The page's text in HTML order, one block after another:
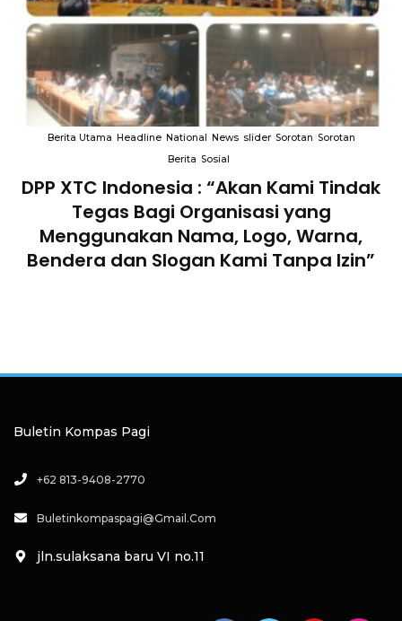
Berita Utama Headline National News slider Sorotan Sorotan
Berita Sosial
DPP XTC Indonesia : “Akan Kami Tindak
Tegas Bagi Organisasi yang
Menggunakan Nama, Logo, Warna,
Bendera dan Slogan Kami Tanpa Izin”
Buletin Kompas Pagi
+62 813-9408-2770
Buletinkompaspagi@gmail.com
jln.sulaksana baru VI no.11